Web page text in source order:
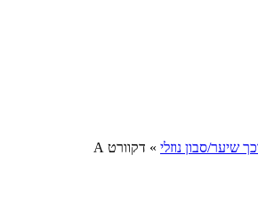
שיער/סבון נוזלי » דקוורט A